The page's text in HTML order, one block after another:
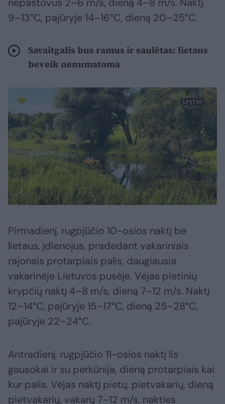
nepastovus 2–6 m/s, dieną 4–8 m/s. Naktį
9–13°C, pajūryje 14–16°C, dieną 20–25°C.
Savaitgalis bus ramus ir saulėtas: lietaus
beveik nenumatoma
Pirmadienį, rugpjūčio 10-osios naktį be
lietaus, įdienojus, pradedant vakariniais
rajonais protarpiais palis, daugiausia
vakarinėje Lietuvos pusėje. Vėjas pietinių
krypčių naktį 4–8 m/s, dieną 7–12 m/s. Naktį
12–14°C, pajūryje 15–17°C, dieną 25–28°C,
pajūryje 22–24°C.
Antradienį, rugpjūčio 11-osios naktį lis
gausokai ir su perkūnija, dieną protarpiais kai
kur palis. Vėjas naktį pietų, pietvakarių, dieną
pietvakarių, vakarų 7–12 m/s, nakties